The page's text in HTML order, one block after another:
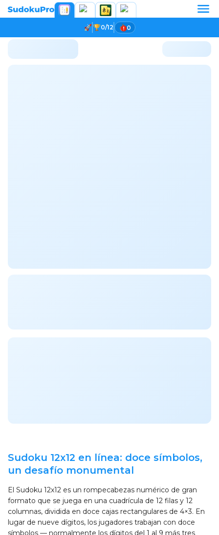
0/12 0
Sudoku 12x12 en línea: doce símbolos,
un desafío monumental
El Sudoku 12x12 es un rompecabezas numérico de gran
formato que se juega en una cuadrícula de 12 filas y 12
columnas, dividida en doce cajas rectangulares de 4×3. En
lugar de nueve dígitos, los jugadores trabajan con doce
símbolos — normalmente los dígitos del 1 al 9 más tres